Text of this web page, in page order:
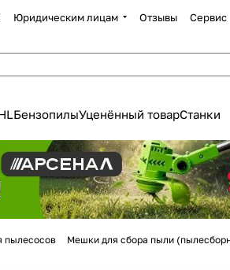
Юридическим лицам Отзывы Сервис
БензопилыУценённый товарСтанки
пылесосов Мешки для сбора пыли
банков